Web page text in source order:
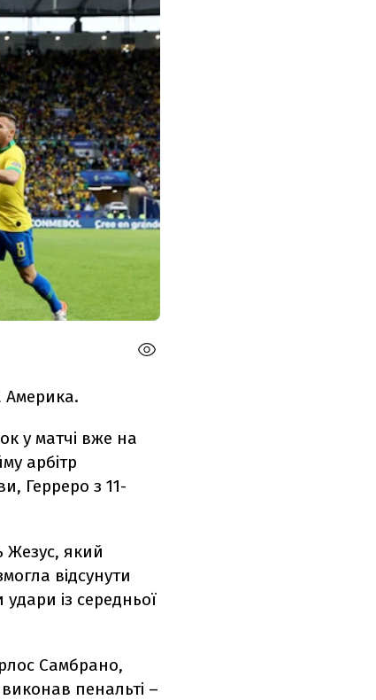
Америка.
у матчі вже на
арбітр
Герреро з 11-
Жезус, який
відсунути
удари із середньої
Самбрано,
пенальті –